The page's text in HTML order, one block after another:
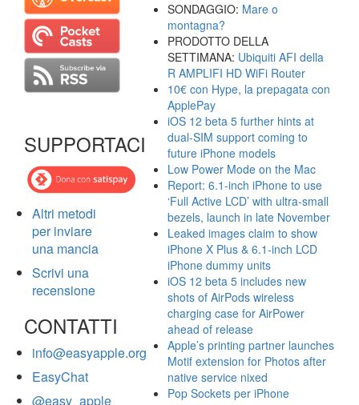
SUPPORTACI
Altri metodi
per inviare
una mancia
Scrivi una
recensione
CONTATTI
info@easyapple.org
EasyChat
@easy_apple
SONDAGGIO: Mare o
montagna?
PRODOTTO DELLA
SETTIMANA: Ubiquiti AFI della
R AMPLIFI HD WiFi Router
10€ con Hype, la prepagata con
ApplePay
iOS 12 beta 5 further hints at
dual-SIM support coming to
future iPhone models
Low Power Mode on the Mac
Report: 6.1-inch iPhone to use
‘Full Active LCD’ with ultra-small
bezels, launch in late November
Leaked images claim to show
iPhone X Plus & 6.1-inch LCD
iPhone dummy units
iOS 12 beta 5 includes new
shots of AirPods wireless
charging case for AirPower
ahead of release
Apple’s printing partner launches
Motif extension for Photos after
native service nixed
Pop Sockets per iPhone